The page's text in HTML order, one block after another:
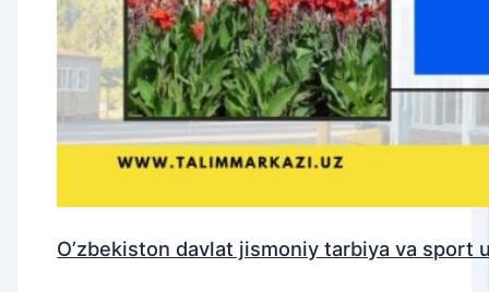
O’zbekiston davlat jismoniy tarbiya va